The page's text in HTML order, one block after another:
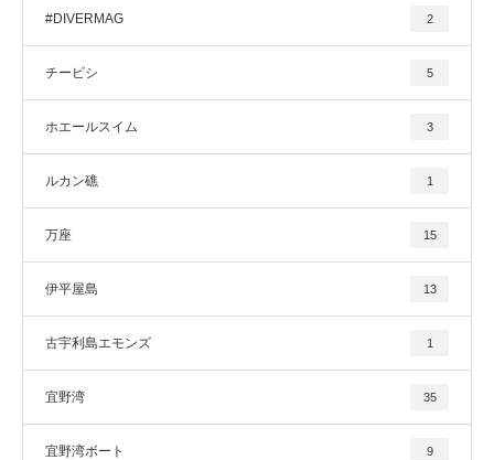
#DIVERMAG 2
チービシ 5
ホエールスイム 3
ルカン礁 1
万座 15
伊平屋島 13
古宇利島エモンズ 1
宜野湾 35
宜野湾ボート 9